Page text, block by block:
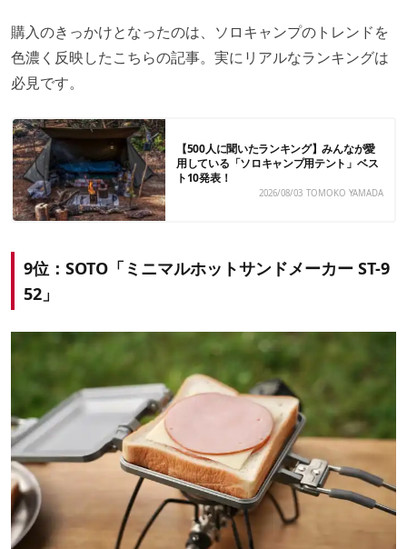
購入のきっかけとなったのは、ソロキャンプのトレンドを
色濃く反映したこちらの記事。実にリアルなランキングは
必見です。
【500人に聞いたランキング】みんなが愛
用している「ソロキャンプ用テント」ベス
ト10発表！
2026/08/03 TOMOKO YAMADA
9位：SOTO「ミニマルホットサンドメーカー ST-9
52」